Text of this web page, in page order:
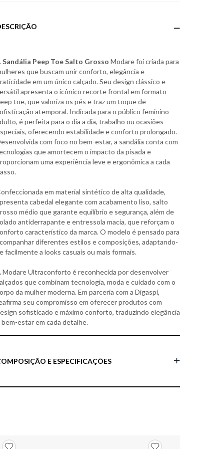
Sandália Peep Toe Salto Grosso Modare foi criada para
que buscam unir conforto, elegância e
em um único calçado. Seu design clássico e
apresenta o icônico recorte frontal em formato
toe, que valoriza os pés e traz um toque de
atemporal. Indicada para o público feminino
é perfeita para o dia a dia, trabalho ou ocasiões
oferecendo estabilidade e conforto prolongado.
com foco no bem-estar, a sandália conta com
que amortecem o impacto da pisada e
uma experiência leve e ergonômica a cada
em material sintético de alta qualidade,
cabedal elegante com acabamento liso, salto
médio que garante equilíbrio e segurança, além de
antiderrapante e entressola macia, que reforçam o
característico da marca. O modelo é pensado para
diferentes estilos e composições, adaptando-
facilmente a looks casuais ou mais formais.
Modare Ultraconforto é reconhecida por desenvolver
que combinam tecnologia, moda e cuidado com o
da mulher moderna. Em parceria com a Digaspi,
seu compromisso em oferecer produtos com
sofisticado e máximo conforto, traduzindo elegância
bem-estar em cada detalhe.
E ESPECIFICAÇÕES